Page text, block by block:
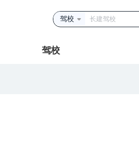
驾校
驾校